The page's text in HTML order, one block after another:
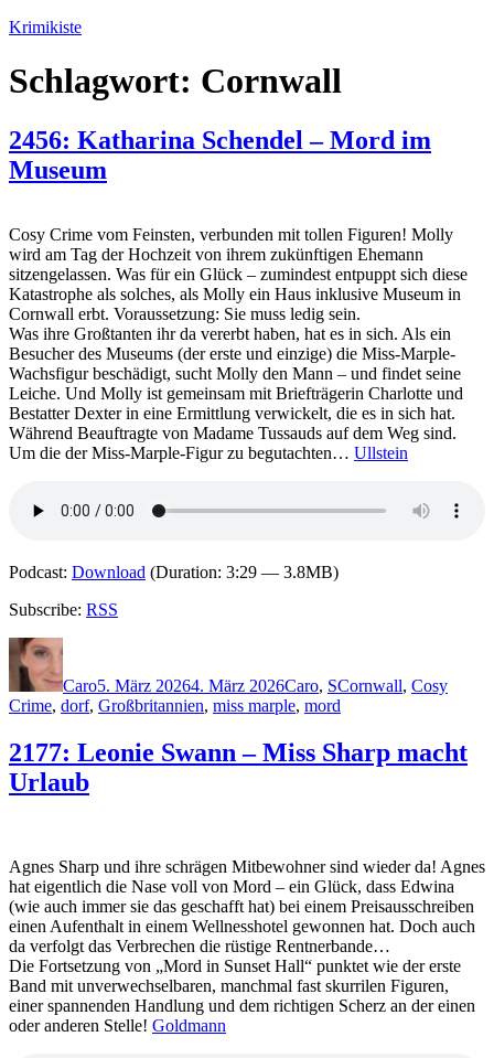
Zum
springen
Krimikiste
Schlagwort: Cornwall
2456: Katharina Schendel – Mord im
Museum
Cosy Crime vom Feinsten, verbunden mit tollen Figuren! Molly
wird am Tag der Hochzeit von ihrem zukünftigen Ehemann
sitzengelassen. Was für ein Glück – zumindest entpuppt sich diese
Katastrophe als solches, als Molly ein Haus inklusive Museum in
Cornwall erbt. Voraussetzung: Sie muss ledig sein.
Was ihre Großtanten ihr da vererbt haben, hat es in sich. Als ein
Besucher des Museums (der erste und einzige) die Miss-Marple-
Wachsfigur beschädigt, sucht Molly den Mann – und findet seine
Leiche. Und Molly ist gemeinsam mit Briefträgerin Charlotte und
Bestatter Dexter in eine Ermittlung verwickelt, die es in sich hat.
Während Beauftragte von Madame Tussauds auf dem Weg sind.
Um die der Miss-Marple-Figur zu begutachten… Ullstein
Podcast: Download (Duration: 3:29 — 3.8MB)
Subscribe: RSS
Autor
Caro5. März 20264. März 2026Caro, SCornwall, Cosy
Crime, dorf, Großbritannien, miss marple, mord
2177: Leonie Swann – Miss Sharp macht
Urlaub
Agnes Sharp und ihre schrägen Mitbewohner sind wieder da! Agnes
hat eigentlich die Nase voll von Mord – ein Glück, dass Edwina
(wie auch immer sie das geschafft hat) bei einem Preisausschreiben
einen Aufenthalt in einem Wellnesshotel gewonnen hat. Doch auch
da verfolgt das Verbrechen die rüstige Rentnerbande…
Die Fortsetzung von „Mord in Sunset Hall“ punktet wie der erste
Band mit unverwechselbaren, manchmal fast skurrilen Figuren,
einer spannenden Handlung und dem richtigen Scherz an der einen
oder anderen Stelle! Goldmann